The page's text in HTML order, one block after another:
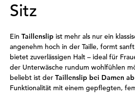
Sitz
Ein Taillenslip ist mehr als nur ein
angenehm hoch in der Taille, formt
bietet zuverlässigen Halt – ideal für
der Unterwäsche rundum wohlfühlen
beliebt ist der Taillenslip bei Damen
Funktionalität mit einem gepflegten,